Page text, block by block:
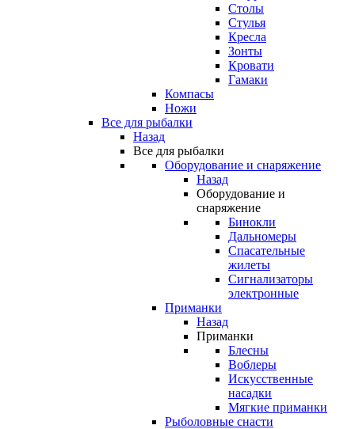
Столы
Стулья
Кресла
Зонты
Кровати
Гамаки
Компасы
Ножи
Все для рыбалки
Назад
Все для рыбалки
Оборудование и снаряжение
Назад
Оборудование и
снаряжение
Бинокли
Дальномеры
Спасательные
жилеты
Сигнализаторы
электронные
Приманки
Назад
Приманки
Блесны
Воблеры
Искусственные
насадки
Мягкие приманки
Рыболовные снасти